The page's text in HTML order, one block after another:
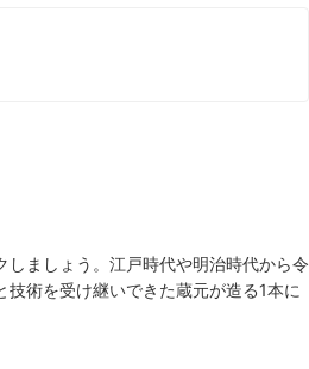
ましょう。江戸時代や明治時代から令
術を受け継いできた蔵元が造る1本に